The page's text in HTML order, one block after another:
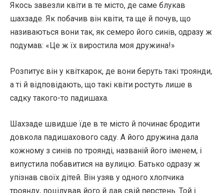
Якось завезли квіти в те місто, де саме блукав
шахзаде. Як побачив він квіти, та ще й почув, що
називаються вони так, як семеро його синів, одразу ж
подумав: «Це ж їх виростила моя дружина!»
Розпитує він у квіткарок, де вони беруть такі троянди,
а ті й відповідають, що такі квіти ростуть лише в
садку такого-то падишаха.
Шахзаде швидше їде в те місто й починає бродити
довкола падишахового саду. А його дружина дала
кожному з синів по троянді, названій його іменем, і
випустила побавитися на вулицю. Батько одразу ж
упізнав своїх дітей. Він узяв у одного хлопчика
троянду, поцілував його й дав свій перстень. Той і